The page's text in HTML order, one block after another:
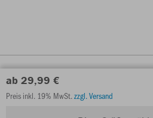
ab 29,99 €
Preis inkl. 19% MwSt.zzgl. Versand